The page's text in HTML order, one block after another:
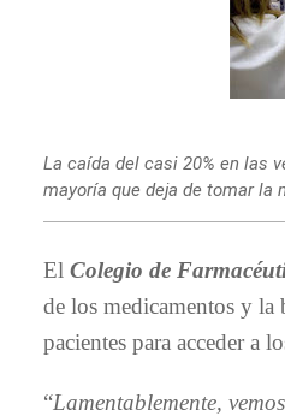
La caída del casi 20% en las
mayoría que deja de tomar la
El Colegio de
de los medicamentos y la
pacientes para acceder a
“Lamentablemente,